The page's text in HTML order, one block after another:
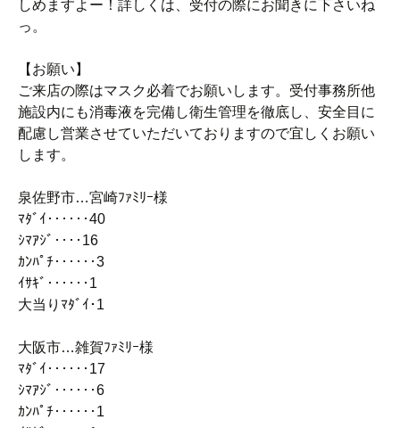
しめますよー！詳しくは、受付の際にお聞きに下さいね
っ。
【お願い】
ご来店の際はマスク必着でお願いします。受付事務所他
施設内にも消毒液を完備し衛生管理を徹底し、安全目に
配慮し営業させていただいておりますので宜しくお願い
します。
泉佐野市…宮崎ﾌｧﾐﾘｰ様
ﾏﾀﾞｲ‥‥‥40
ｼﾏｱｼﾞ‥‥16
ｶﾝﾊﾟﾁ‥‥‥3
ｲｻｷﾞ‥‥‥1
大当りﾏﾀﾞｲ･1
大阪市…雑賀ﾌｧﾐﾘｰ様
ﾏﾀﾞｲ‥‥‥17
ｼﾏｱｼﾞ‥‥‥6
ｶﾝﾊﾟﾁ‥‥‥1